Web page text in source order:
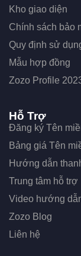
Kho giao diện
Chính sách bảo
Quy định sử
Mẫu hợp đồng
Zozo Profile
Hỗ Trợ
Đăng ký Tên
Bảng giá Tên
Hướng dẫn
Trung tâm hỗ trợ
Video hướng
Zozo Blog
Liên hệ